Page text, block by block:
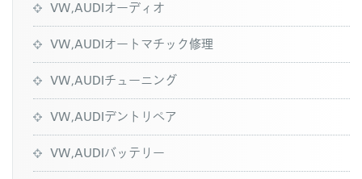
VW,AUDIオーディオ
VW,AUDIオートマチック修理
VW,AUDIチューニング
VW,AUDIデントリペア
VW,AUDIバッテリー